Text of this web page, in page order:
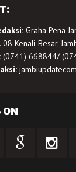
Graha Pena
08 Kenali Besar,
(0741) 668844/